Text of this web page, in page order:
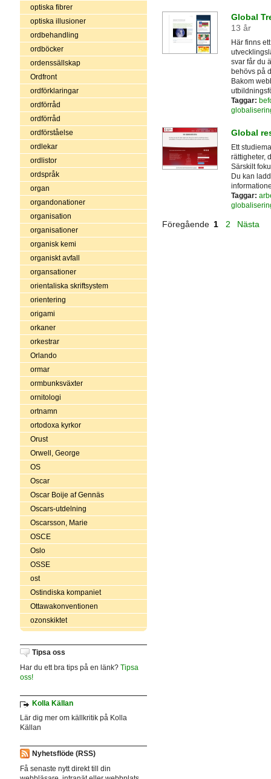
optiska fibrer
optiska illusioner
ordbehandling
ordböcker
ordenssällskap
Ordfront
ordförklaringar
ordförråd
ordförråd
ordförståelse
ordlekar
ordlistor
ordspråk
organ
organdonationer
organisation
organisationer
organisk kemi
organiskt avfall
organsationer
orientaliska skriftsystem
orientering
origami
orkaner
orkestrar
Orlando
ormar
ormbunksväxter
ornitologi
ortnamn
ortodoxa kyrkor
Orust
Orwell, George
OS
Oscar
Oscar Boije af Gennäs
Oscars-utdelning
Oscarsson, Marie
OSCE
Oslo
OSSE
ost
Ostindiska kompaniet
Ottawakonventionen
ozonskiktet
Tipsa oss
Har du ett bra tips på en länk? Tipsa
oss!
Kolla Källan
Lär dig mer om källkritik på Kolla
Källan
Nyhetsflöde (RSS)
Få senaste nytt direkt till din
Global
13 år
Här finns
svar får du
behövs på
Bakom
Taggar:
Global
Ett
rättigheter,
Särskilt
Du kan
Taggar:
Föregående 1 2 Nästa